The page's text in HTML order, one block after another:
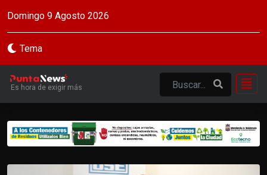
Domingo 9 Agosto 2026
Tema
Es hora de exigir más